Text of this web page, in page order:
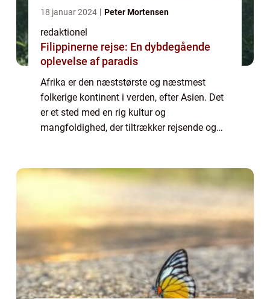
18 januar 2024 Peter Mortensen
redaktionel
Filippinerne rejse: En dybdegående
oplevelse af paradis
Afrika er den næststørste og næstmest
folkerige kontinent i verden, efter Asien. Det
er et sted med en rig kultur og
mangfoldighed, der tiltrækker rejsende og
artik...